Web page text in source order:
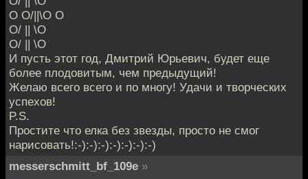
О О/||\О О
О/ || \О
О/ || \О
И пусть этот год, Дмитрий Юрьевич, будет еще
более плодовитым, чем предыдущий!
Желаю всего всего и по многу! Удачи и творческих
успехов!
P.S.
Простите что елка без звезды, просто не смог
нарисовать!:-):-):-):-):-):-):-)
messerschmitt_bf_109e »